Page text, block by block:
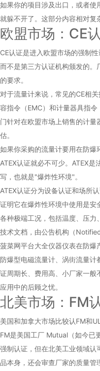
如果你的项目涉及出口，或者使
就躲不开了。这部分内容相对复
欧盟市场：CE
CE认证是进入欧盟市场的强制
而不是第三方认证机构颁发的。
的要求。
对于流量计来说，常见的CE相
容指令（EMC）和计量器具指
门针对在欧盟市场上销售的计
估。
如果你采购的流量计要用在防爆
ATEX认证就必不可少。ATEX
写，也就是"爆炸性环境"。
ATEX认证分为设备认证和场所
证明它在爆炸性环境中使用是
各种极端工况，包括温度、压
技术文档，由公告机构（
菠菜网平台大全仪器仪表在防爆
防爆型电磁流量计、涡街流量计
证周期长、费用高、小厂家一
应用中的后顾之忧。
北美市场：FM
美国和加拿大市场比较认FM和
FM是美国工厂 Mutual（如今已
强制认证，但在北美工业领域
品本身，还会审查厂家的质量管